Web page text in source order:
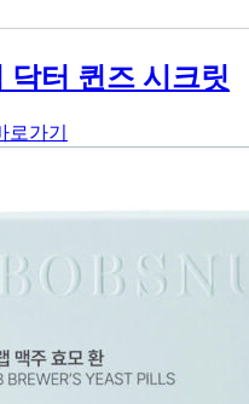
닥터 퀸즈 시크릿
가기